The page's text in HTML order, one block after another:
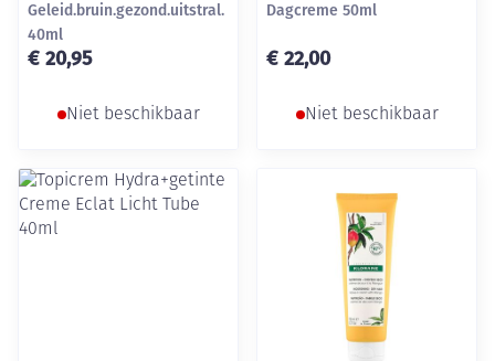
Geleid.bruin.gezond.uitstral.
40ml
€ 20,95
Niet beschikbaar
Dagcreme 50ml
€ 22,00
Niet beschikbaar